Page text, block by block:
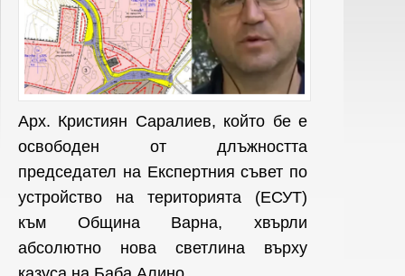
Арх. Кристиян Саралиев, който бе е
освободен от длъжността
председател на Експертния съвет по
устройство на територията (ЕСУТ)
към Община Варна, хвърли
абсолютно нова светлина върху